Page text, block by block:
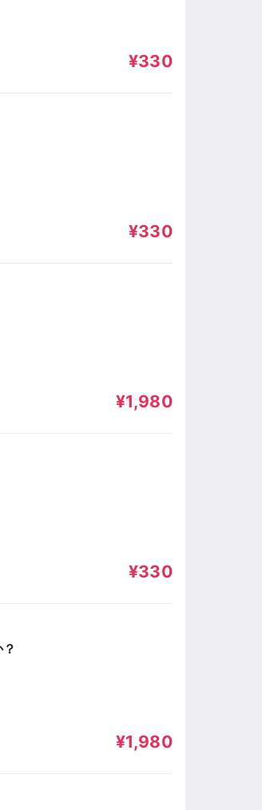
¥330
¥330
¥1,980
¥330
¥1,980